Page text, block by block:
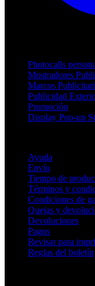
Photocalls
Mostradores
Marcos
Publicidad
Promoción
Display Pop-up
Ayuda
Envío
Tiempo de
Términos y
Condiciones de
Quejas y
Devoluciones
Pagos
Revisar para
Reglas del boletín